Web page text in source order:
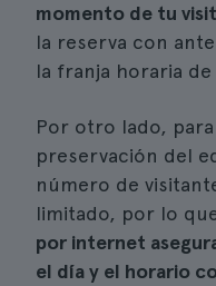
momento de tu
la reserva con
la franja horaria
Por otro lado,
preservación del
número de
limitado, por lo
por internet
el día y el horario